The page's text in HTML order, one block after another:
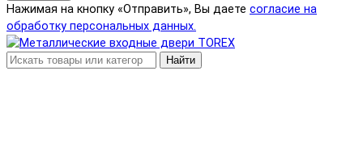
Нажимая на кнопку «Отправить», Вы даете согласие на
обработку персональных данных.
Найти